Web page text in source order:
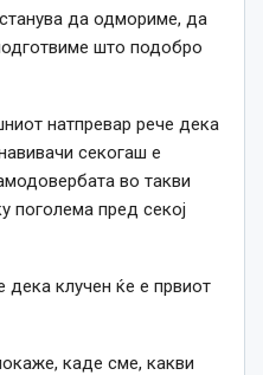
да одмориме, да
што подобро
натпревар рече дека
секогаш е
во такви
поголема пред секој
дека клучен ќе е првиот
каде сме, какви